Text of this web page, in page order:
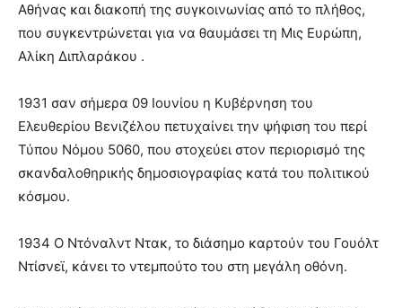
Αθήνας και διακοπή της συγκοινωνίας από το πλήθος,
που συγκεντρώνεται για να θαυμάσει τη Μις Ευρώπη,
Αλίκη Διπλαράκου .
1931 σαν σήμερα 09 Ιουνίου η Κυβέρνηση του
Ελευθερίου Βενιζέλου πετυχαίνει την ψήφιση του περί
Τύπου Νόμου 5060, που στοχεύει στον περιορισμό της
σκανδαλοθηρικής δημοσιογραφίας κατά του πολιτικού
κόσμου.
1934 Ο Ντόναλντ Ντακ, το διάσημο καρτούν του Γουόλτ
Ντίσνεϊ, κάνει το ντεμπούτο του στη μεγάλη οθόνη.